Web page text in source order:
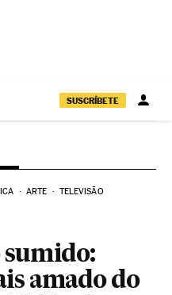
SUSCRÍBETE
ARTE TELEVISÃO
sumido:
amado do